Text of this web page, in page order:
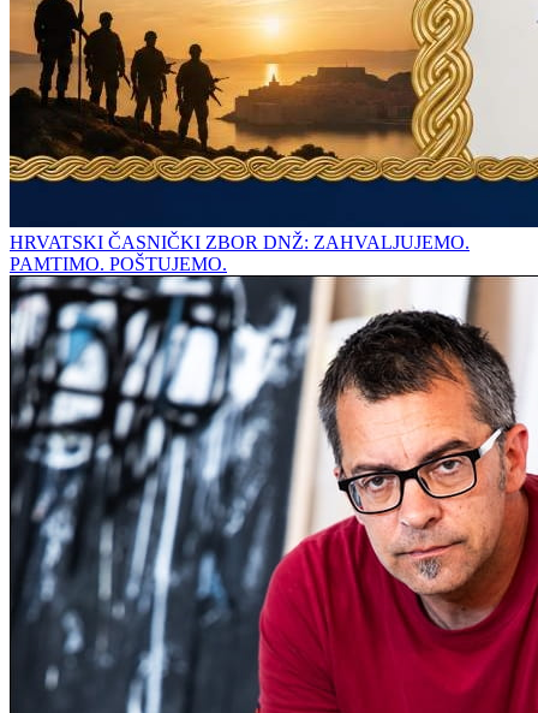
HRVATSKI ČASNIČKI ZBOR DNŽ: ZAHVALJUJEMO.
PAMTIMO. POŠTUJEMO.